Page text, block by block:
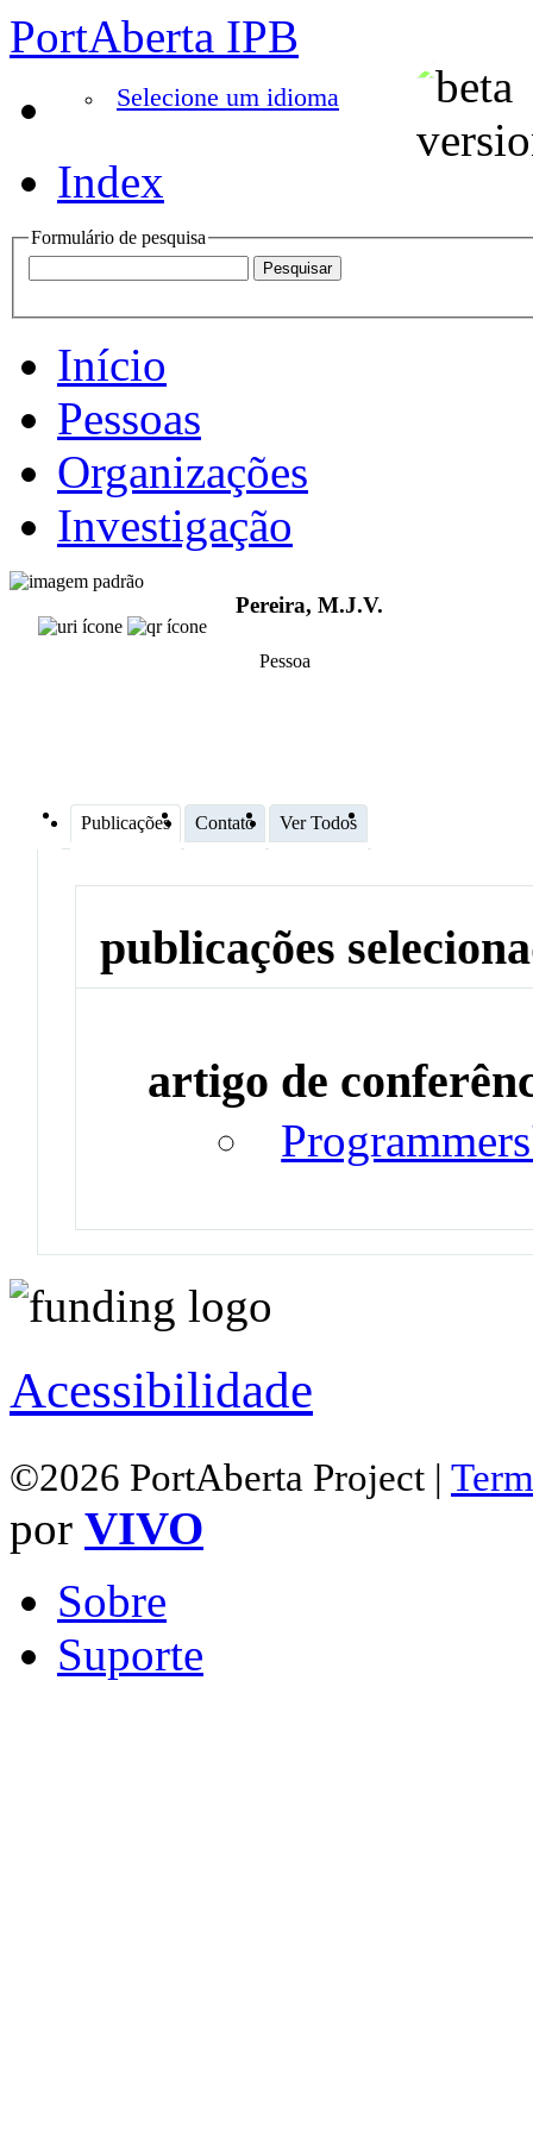
PortAberta IPB
Selecione um idioma
Index
Formulário de pesquisa
Início
Pessoas
Organizações
Investigação
Pereira, M.J.V.
Pessoa
Publicações Contato Ver Todos
publicações
artigo de
Acessibilidade
©2026 PortAberta Project |
por VIVO
Sobre
Suporte